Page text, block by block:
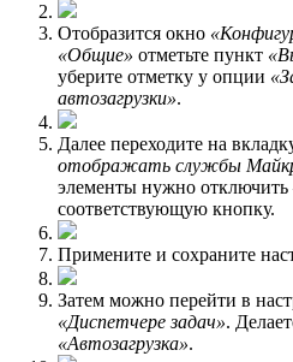
Отобразится окно
«Общие» отметьте пункт
уберите отметку у опции
автозагрузки».
Далее переходите на
отображать службы
элементы нужно
соответствующую кнопку.
Примените и сохраните
Затем можно перейти в
«Диспетчере задач».
«Автозагрузка».